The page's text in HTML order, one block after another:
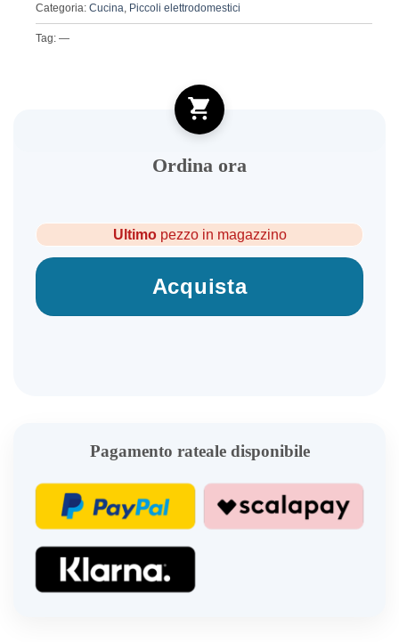
Categoria: Cucina, Piccoli elettrodomestici
Tag: —
Ordina ora
Ultimo pezzo in magazzino
Acquista
Pagamento rateale disponibile